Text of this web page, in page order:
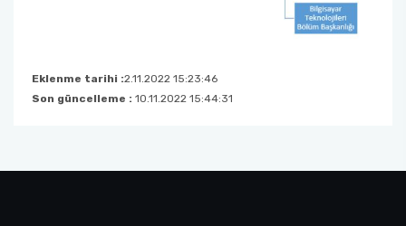
Eklenme tarihi :2.11.2022 15:23:46
Son güncelleme : 10.11.2022 15:44:31